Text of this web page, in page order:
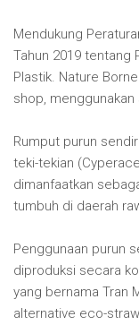
Mendukung
Tahun 2019 tentang
Plastik. Nature
shop,
Rumput purun
teki-tekian
dimanfaatkan
tumbuh di daerah
Penggunaan purun
diproduksi secara
yang bernama Tran
alternative eco-